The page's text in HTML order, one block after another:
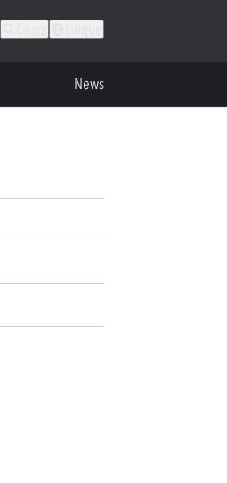
News